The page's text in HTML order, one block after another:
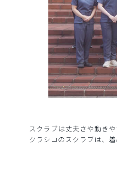
スクラブは丈夫さや動き
クラシコのスクラブは、